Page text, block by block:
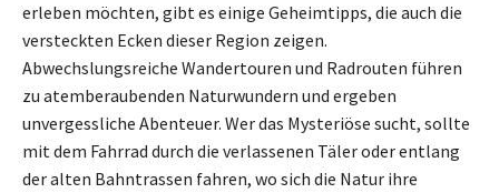
erleben möchten, gibt es einige Geheimtipps, die auch die
versteckten Ecken dieser Region zeigen.
Abwechslungsreiche Wandertouren und Radrouten führen
zu atemberaubenden Naturwundern und ergeben
unvergessliche Abenteuer. Wer das Mysteriöse sucht, sollte
mit dem Fahrrad durch die verlassenen Täler oder entlang
der alten Bahntrassen fahren, wo sich die Natur ihre